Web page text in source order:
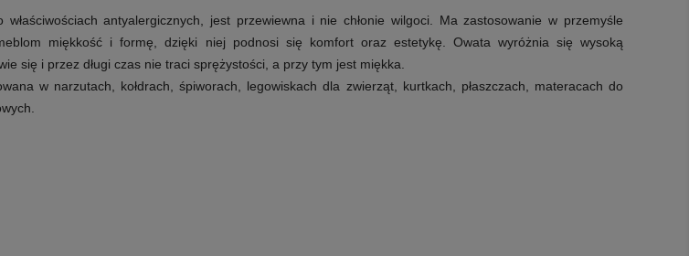
właściwościach antyalergicznych, jest przewiewna i nie chłonie wilgoci. Ma zastosowanie w przemyśle
miękkość i formę, dzięki niej podnosi się komfort oraz estetykę. Owata wyróżnia się wysoką
się i przez długi czas nie traci sprężystości, a przy tym jest miękka.
w narzutach, kołdrach, śpiworach, legowiskach dla zwierząt, kurtkach, płaszczach, materacach do